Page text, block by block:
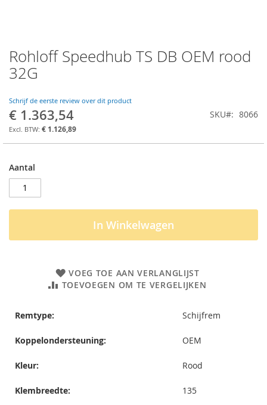
Rohloff Speedhub TS DB OEM rood
32G
Schrijf de eerste review over dit product
€ 1.363,54
€ 1.126,89
SKU 8066
Aantal
In Winkelwagen
VOEG TOE AAN VERLANGLIJST
TOEVOEGEN OM TE VERGELIJKEN
Remtype: Schijfrem
Koppelondersteuning: OEM
Kleur: Rood
Klembreedte: 135
Ga
naar
het
van
de
afbeeldingen-